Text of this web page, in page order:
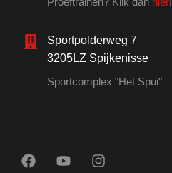
Sportpolderweg 7
3205LZ Spijkenisse
Sportcomplex "Het Spui"